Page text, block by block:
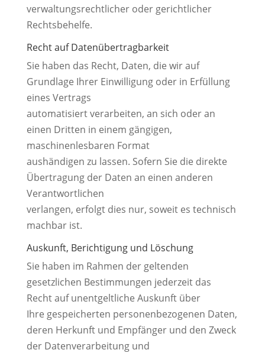
verwaltungsrechtlicher oder gerichtlicher
Rechtsbehelfe.
Recht auf Daten­übertrag­barkeit
Sie haben das Recht, Daten, die wir auf
Grundlage Ihrer Einwilligung oder in Erfüllung
eines Vertrags
automatisiert verarbeiten, an sich oder an
einen Dritten in einem gängigen,
maschinenlesbaren Format
aushändigen zu lassen. Sofern Sie die direkte
Übertragung der Daten an einen anderen
Verantwortlichen
verlangen, erfolgt dies nur, soweit es technisch
machbar ist.
Auskunft, Berichtigung und Löschung
Sie haben im Rahmen der geltenden
gesetzlichen Bestimmungen jederzeit das
Recht auf unentgeltliche Auskunft über
Ihre gespeicherten personenbezogenen Daten,
deren Herkunft und Empfänger und den Zweck
der Datenverarbeitung und